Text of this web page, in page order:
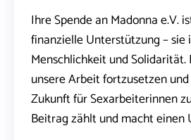
Ihre Spende an Madonna e.V.
finanzielle Unterstützung – sie
Menschlichkeit und Solidarität.
unsere Arbeit fortzusetzen
Zukunft für Sexarbeiterinnen
Beitrag zählt und macht einen